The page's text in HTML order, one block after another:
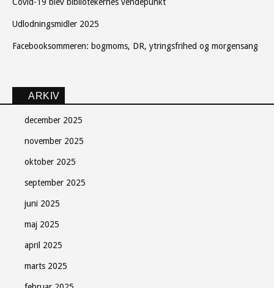
Udlodningsmidler 2025
Facebooksommeren: bogmoms, DR, ytringsfrihed og morgensang
ARKIV
december 2025
november 2025
oktober 2025
september 2025
juni 2025
maj 2025
april 2025
marts 2025